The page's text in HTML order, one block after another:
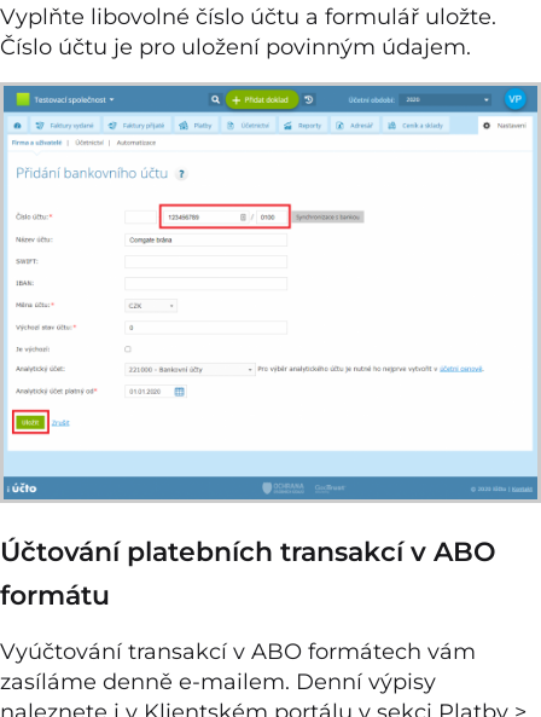
Vyplňte libovolné číslo účtu a formulář uložte.
Číslo účtu je pro uložení povinným údajem.
Účtování platebních transakcí v ABO
formátu
Vyúčtování transakcí v ABO formátech vám
zasíláme denně e-mailem. Denní výpisy
naleznete i v Klientském portálu v sekci Platby >